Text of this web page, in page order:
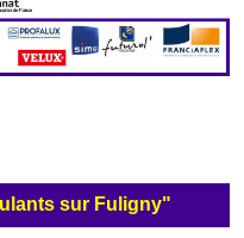
sur Fuligny"